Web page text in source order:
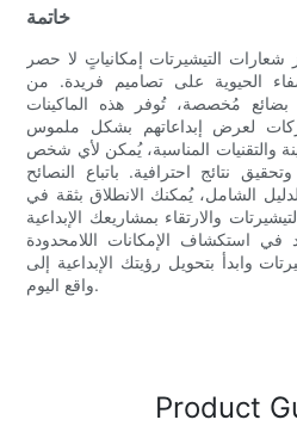
خاتمة
شعارات التيشيرتات إمكانياتٍ لا حصر
الحيوية على تصاميم فريدة. من
مُخصصة، تُوفر هذه الماكينات
لعرض إبداعاتهم بشكل ملموس
والتقنيات المناسبة، يُمكن لأي شخص
نتائج احترافية. باتباع النصائح
الشامل، يُمكنك الانطلاق بثقة في
والارتقاء بمشاريعك الإبداعية
في استكشاف الإمكانات اللامحدودة
وابدأ بتحويل رؤيتك الإبداعية إلى
واقع اليوم.
Product